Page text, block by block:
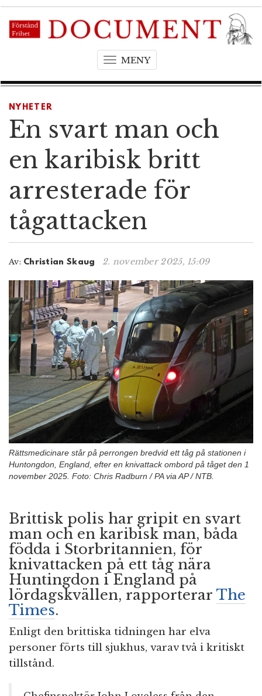
MENYT
g
n
a
i
o
NYHETER
En svart man och
en karibisk britt
arresterade för
tågattacken
Av: Christian Skaug 2. november 2025, 15:09
Rättsmedicinare står på perrongen bredvid ett tåg på stationen i
Huntongdon, England, efter en knivattack ombord på tåget den 1
november 2025. Foto: Chris Radburn / PA via AP / NTB.
Brittisk polis har gripit en svart
man och en karibisk man, båda
födda i Storbritannien, för
knivattacken på ett tåg nära
Huntingdon i England på
lördagskvällen, rapporterar The
Times.
Enligt den brittiska tidningen har elva
personer förts till sjukhus, varav två i kritiskt
tillstånd.